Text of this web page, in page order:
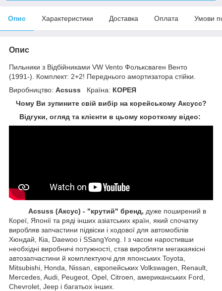
Опис Характеристики Доставка Оплата Умови
Опис
Пильники з Відбійниками VW Vento Фольксваген Венто
(1991-). Комплект: 2+2! Переднього амортизатора стійки.
Виробництво: Acsuss Країна: КОРЕЯ
Чому Ви зупините свій вибір на корейському Аксусс?
Відгуки, огляд та клієнти в цьому короткому відео:
Acsuss (Аксус) - "крутий" бренд, дуже поширений в
Кореї, Японії та ряді інших азіатських країн, який спочатку
виробляв запчастини підвіски і ходової для автомобілів
Хюндай, Кіа, Daewoo і SSangYong. І з часом наростивши
необхідні виробничі потужності, став виробляти мегакаякісні
автозапчастини й комплектуючі для японських Toyota,
Mitsubishi, Honda, Nissan, європейських Volkswagen, Renault,
Mercedes, Audi, Peugeot, Opel, Citroen, американських Ford,
Chevrolet, Jeep і багатьох інших.